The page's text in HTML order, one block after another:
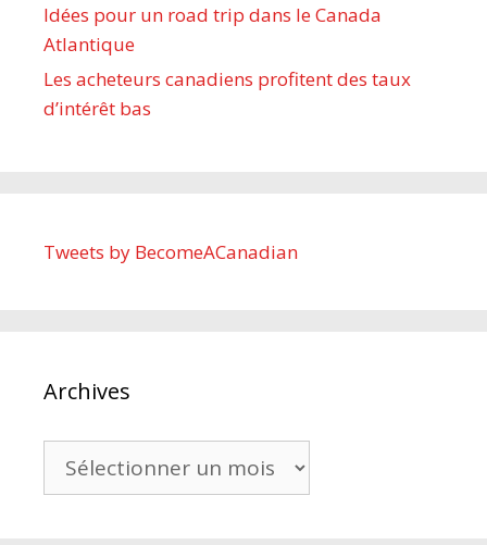
Idées pour un road trip dans le Canada
Atlantique
Les acheteurs canadiens profitent des taux
d’intérêt bas
Tweets by BecomeACanadian
Archives
Archives